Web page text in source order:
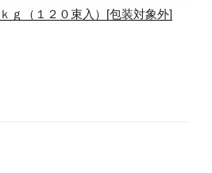
（１２０束入）[包装対象外]